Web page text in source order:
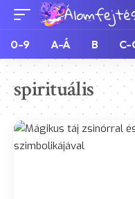
0-9 A-Á B C-
spirituális